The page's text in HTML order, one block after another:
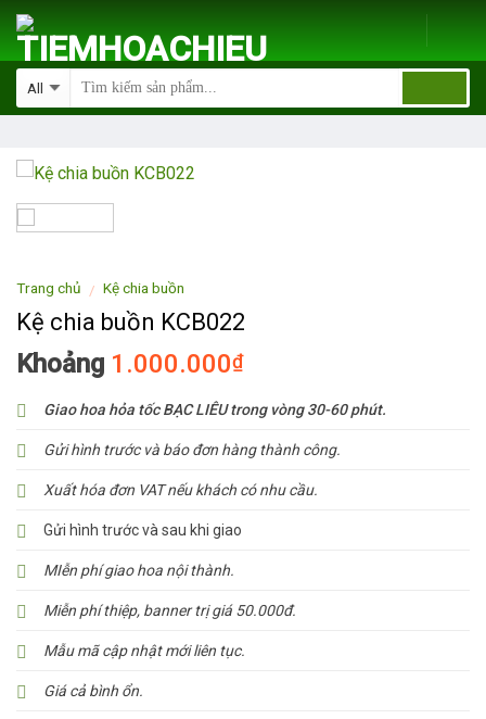
Skip
content
Trang chủ / Kệ chia buồn
Kệ chia buồn KCB022
Khoảng 1.000.000₫
Giao hoa hỏa tốc BẠC LIÊU trong vòng 30-60 phút.
Gửi hình trước và báo đơn hàng thành công.
Xuất hóa đơn VAT nếu khách có nhu cầu.
Gửi hình trước và sau khi giao
MIễn phí giao hoa nội thành.
Miễn phí thiệp, banner trị giá 50.000đ.
Mẫu mã cập nhật mới liên tục.
Giá cả bình ổn.